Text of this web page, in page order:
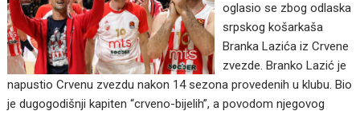
oglasio se zbog odlaska
srpskog košarkaša
Branka Lazića iz Crvene
zvezde. Branko Lazić je
napustio Crvenu zvezdu nakon 14 sezona provedenih u klubu. Bio
je dugogodišnji kapiten “crveno-bijelih”, a povodom njegovog